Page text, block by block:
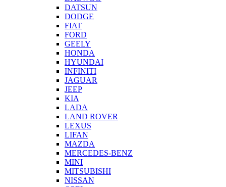
DATSUN
DODGE
FIAT
FORD
GEELY
HONDA
HYUNDAI
INFINITI
JAGUAR
JEEP
KIA
LADA
LAND ROVER
LEXUS
LIFAN
MAZDA
MERCEDES-BENZ
MINI
MITSUBISHI
NISSAN